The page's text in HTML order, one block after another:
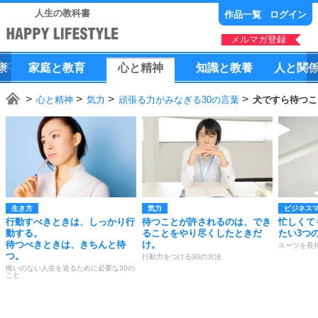
人生の教科書 作品一覧 ログイン
メルマガ登録
家庭と教育 心と精神 知識と教養 人 と 関
心と精神 気力 頑張る力がみなぎる30の言葉 犬ですら待つ
生き方
行動すべきときは、しっかり行
動する。
待つべきときは、きちんと待
つ。
悔いのない人生を送るために必要な30の
こと
気力
待つことが許されるのは、でき
ることをやり尽くしたときだ
け。
行動力をつける30の方法
ビジネス
忙しくて
たい3つ
スーツを長